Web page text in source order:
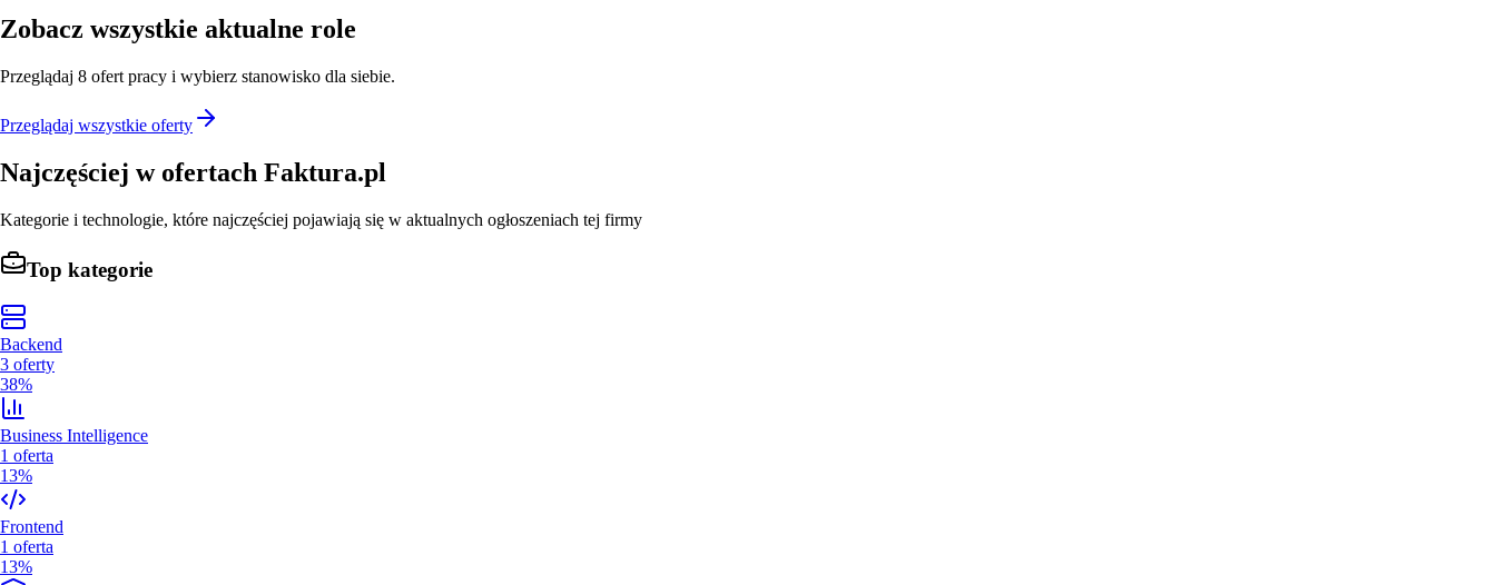
Zobacz wszystkie aktualne role
Przeglądaj 8 ofert pracy i wybierz stanowisko dla siebie.
Przeglądaj wszystkie oferty
Najczęściej w ofertach Faktura.pl
Kategorie i technologie, które najczęściej pojawiają się w aktualnych ogłoszeniach tej firmy
Top kategorie
Backend
3 oferty
38%
Business Intelligence
1 oferta
13%
Frontend
1 oferta
13%